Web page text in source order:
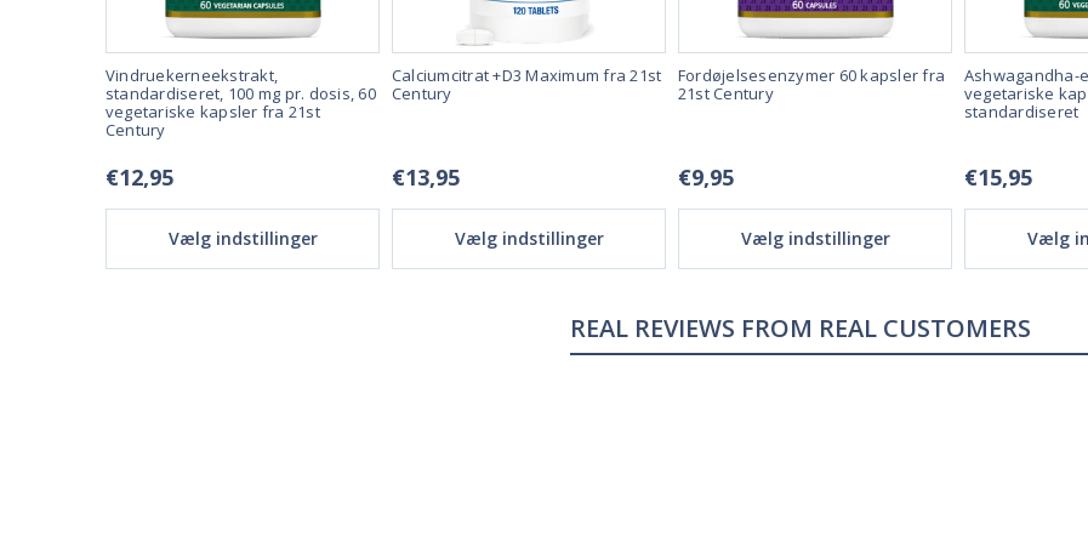
Vindruekerneekstrakt,
standardiseret, 100 mg pr. dosis, 60
vegetariske kapsler fra 21st
Century
€12,95
Vælg indstillinger
Calciumcitrat +D3 Maximum fra 21st
Century
€13,95
Vælg indstillinger
Fordøjelsesenzymer 60 kapsler fra
21st Century
€9,95
Vælg indstillinger
Ashwagandha-
vegetariske
standardiseret
€15,95
Vælg
REAL REVIEWS FROM REAL CUSTOMERS